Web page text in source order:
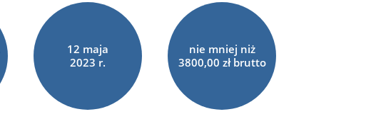
12 maja
2023 r.
nie mniej niż
3800,00 zł brutto